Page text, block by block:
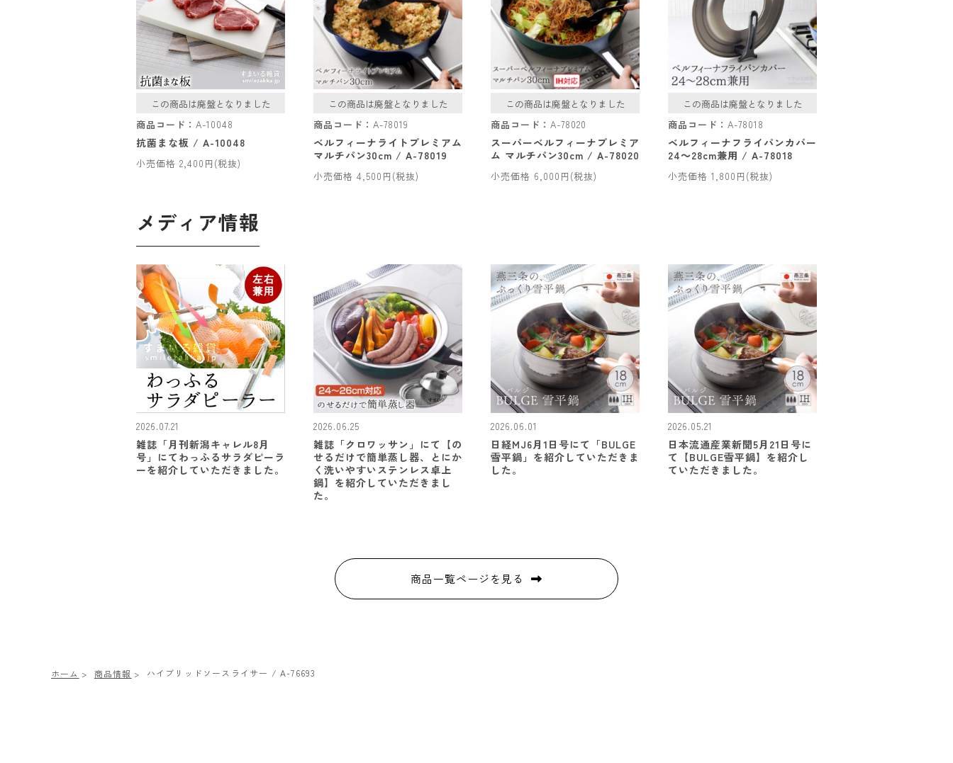
この商品は廃盤となりました
商品コード： A-10048
抗菌まな板 / A-10048
小売価格 2,400円(税抜)
この商品は廃盤となりました
商品コード： A-78019
ベルフィーナライトプレミアム
マルチパン30cm / A-78019
小売価格 4,500円(税抜)
この商品は廃盤となりました
商品コード： A-78020
スーパーベルフィーナプレミア
ム マルチパン30cm / A-78020
小売価格 6,000円(税抜)
この商品は廃盤となりました
商品コード： A-78018
ベルフィーナフライパンカバー
24～28cm兼用 / A-78018
小売価格 1,800円(税抜)
メディア情報
2026.07.21
雑誌「月刊新潟キャレル8月
号」にてわっふるサラダピーラ
ーを紹介していただきました。
2026.06.25
雑誌「クロワッサン」にて【の
せるだけで簡単蒸し器、とにか
く洗いやすいステンレス卓上
鍋】を紹介していただきまし
た。
2026.06.01
日経MJ6月1日号にて「BULGE
雪平鍋」を紹介していただきま
した。
2026.05.21
日本流通産業新聞5月21日号に
て【BULGE雪平鍋】を紹介し
ていただきました。
商品一覧ページを見る
ホーム 商品情報 ハイブリッドソースライサー / A-76693